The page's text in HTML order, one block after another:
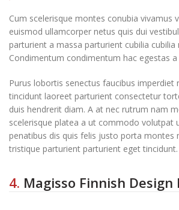
Cum scelerisque montes conubia vivamus
euismod ullamcorper netus quis dui
parturient a massa parturient cubilia
Condimentum condimentum hac egestas
Purus lobortis senectus faucibus
tincidunt laoreet parturient consectetur
duis hendrerit diam. A at nec rutrum nam
scelerisque platea a ut commodo volutpat
penatibus dis quis felis justo porta montes
tristique parturient parturient eget tincidunt.
4. Magisso Finnish